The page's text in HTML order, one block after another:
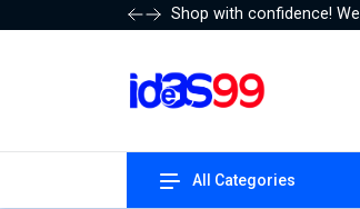
Shop with confidence!
All Categories